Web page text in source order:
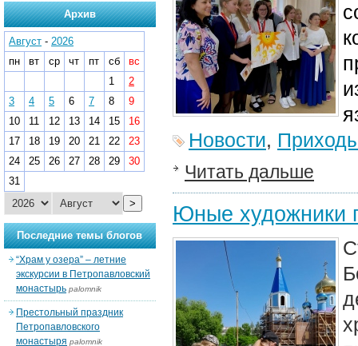
Новости,
Читать дальше
Юные художники
Архив
Август - 2026
пн
вт ср чт пт сб
вс
1
2
3
4 5 6 7 8
9
10
11 12 13 14 15
16
17
18 19 20 21 22
23
24
25 26 27 28 29
30
31
>
Последние темы блогов
“Храм у озера” – летние
экскурсии в Петропавловский
монастырь palomnik
Престольный праздник
Петропавловского
монастыря palomnik